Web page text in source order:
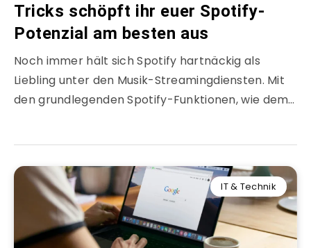
Tricks schöpft ihr euer Spotify-
Potenzial am besten aus
Noch immer hält sich Spotify hartnäckig als
Liebling unter den Musik-Streamingdiensten. Mit
den grundlegenden Spotify-Funktionen, wie dem…
IT & Technik